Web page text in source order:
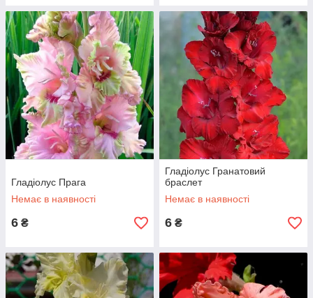
Гладіолус Прага
Немає в наявності
6 ₴
Гладіолус Гранатовий
браслет
Немає в наявності
6 ₴